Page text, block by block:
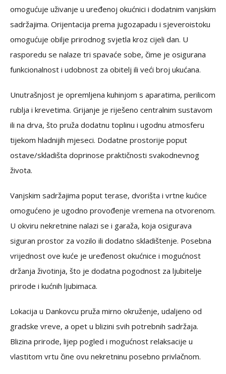
omogućuje uživanje u uređenoj okućnici i dodatnim vanjskim
sadržajima. Orijentacija prema jugozapadu i sjeveroistoku
omogućuje obilje prirodnog svjetla kroz cijeli dan. U
rasporedu se nalaze tri spavaće sobe, čime je osigurana
funkcionalnost i udobnost za obitelj ili veći broj ukućana.
Unutrašnjost je opremljena kuhinjom s aparatima, perilicom
rublja i krevetima. Grijanje je riješeno centralnim sustavom
ili na drva, što pruža dodatnu toplinu i ugodnu atmosferu
tijekom hladnijih mjeseci. Dodatne prostorije poput
ostave/skladišta doprinose praktičnosti svakodnevnog
života.
Vanjskim sadržajima poput terase, dvorišta i vrtne kućice
omogućeno je ugodno provođenje vremena na otvorenom.
U okviru nekretnine nalazi se i garaža, koja osigurava
siguran prostor za vozilo ili dodatno skladištenje. Posebna
vrijednost ove kuće je uređenost okućnice i mogućnost
držanja životinja, što je dodatna pogodnost za ljubitelje
prirode i kućnih ljubimaca.
Lokacija u Dankovcu pruža mirno okruženje, udaljeno od
gradske vreve, a opet u blizini svih potrebnih sadržaja.
Blizina prirode, lijep pogled i mogućnost relaksacije u
vlastitom vrtu čine ovu nekretninu posebno privlačnom.